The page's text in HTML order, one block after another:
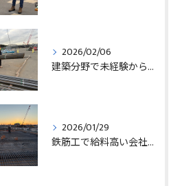
2026/02/06
建築分野で未経験から始める求人探しと三郷市で正社員就職の秘訣
2026/01/29
鉄筋工で給料高い会社に転職したリアルなインタビュー事例を埼玉県三郷市で解説